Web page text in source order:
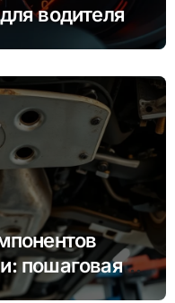
водителя
пошаговая
Octavia и